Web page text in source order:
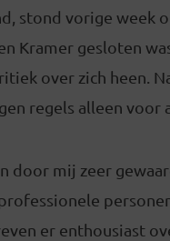
stond vorige week
Kramer gesloten
over zich heen.
regels alleen voor
door mij zeer
er enthousiast